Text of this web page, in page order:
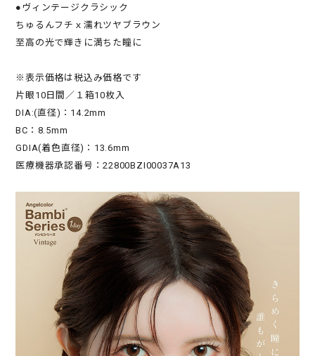
●ヴィンテージクラシック
ちゅるんフチｘ濡れツヤブラウン
至高の光で輝きに満ちた瞳に
※表示価格は税込み価格です
片眼10日間／１箱10枚入
DIA:(直径)：14.2mm
BC：8.5mm
GDIA(着色直径)：13.6mm
医療機器承認番号：22800BZI00037A13